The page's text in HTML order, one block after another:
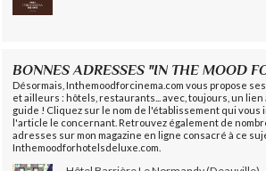
BONNES ADRESSES "IN THE MOOD
Désormais, Inthemoodforcinema.com vous propose
et ailleurs : hôtels, restaurants... avec, toujours, un lien
guide ! Cliquez sur le nom de l'établissement qui
l'article le concernant. Retrouvez également de
adresses sur mon magazine en ligne consacré à ce
Inthemoodforhotelsdeluxe.com.